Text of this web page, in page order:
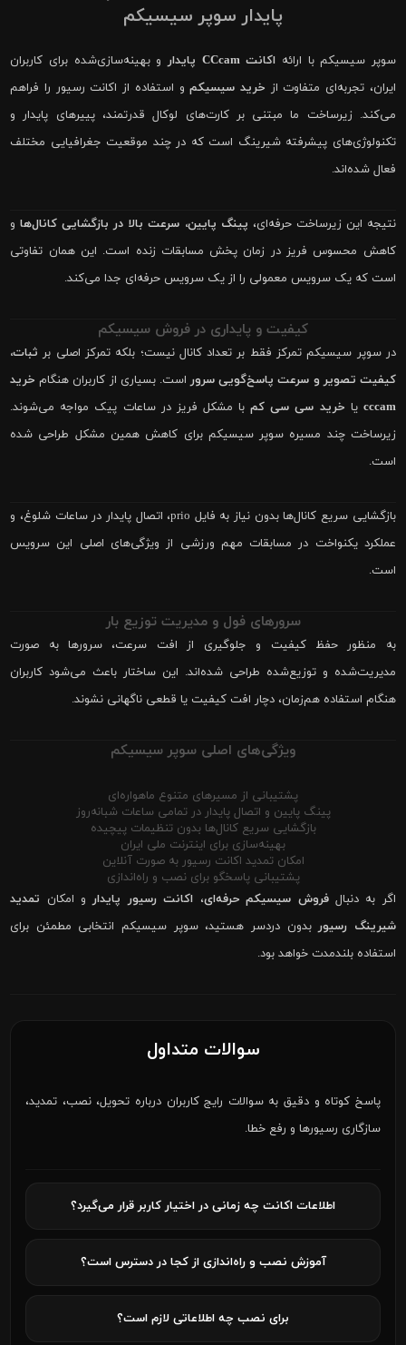
پایدار سوپر سیسیکم
سوپر سیسیکم با ارائه اکانت CCcam پایدار
و بهینه‌سازی‌شده برای کاربران
ایران، تجربه‌ای متفاوت از خرید سیسیکمو استفاده از اکانت رسیور را فراهم
می‌کند. زیرساخت ما مبتنی بر کارت‌های لوکال قدرتمند، پییرهای پایدار و
تکنولوژی‌های پیشرفته شیرینگ است که در چند موقعیت جغرافیایی مختلف
فعال شده‌اند.
نتیجه این زیرساخت حرفه‌ای، پینگ پایین، سرعت بالا در بازگشایی کانال‌هاو
کاهش محسوس فریز در زمان پخش مسابقات زنده است. این همان تفاوتی
است که یک سرویس معمولی را از یک سرویس حرفه‌ای جدا می‌کند.
کیفیت و پایداری در فروش سیسیکم
در سوپر سیسیکم تمرکز فقط بر تعداد کانال نیست؛ بلکه تمرکز اصلی بر ثبات،
کیفیت تصویر و سرعت پاسخ‌گویی سروراست. بسیاری از کاربران هنگام خرید
cccam یا خرید سی سی کمبا مشکل فریز در ساعات پیک مواجه می‌شوند.
زیرساخت چند مسیره سوپر سیسیکم برای کاهش همین مشکل طراحی شده
است.
بازگشایی سریع کانال‌ها بدون نیاز به فایل prio، اتصال پایدار در ساعات شلوغ، و
عملکرد یکنواخت در مسابقات مهم ورزشی از ویژگی‌های اصلی این سرویس
است.
سرورهای فول و مدیریت توزیع بار
به منظور حفظ کیفیت و جلوگیری از افت سرعت، سرورها به صورت
مدیریت‌شده و توزیع‌شده طراحی شده‌اند. این ساختار باعث می‌شود کاربران
هنگام استفاده هم‌زمان، دچار افت کیفیت یا قطعی ناگهانی نشوند.
ویژگی‌های اصلی سوپر سیسیکم
پشتیبانی از مسیرهای متنوع ماهواره‌ای
پینگ پایین و اتصال پایدار در تمامی ساعات شبانه‌روز
بازگشایی سریع کانال‌ها بدون تنظیمات پیچیده
بهینه‌سازی برای اینترنت ملی ایران
امکان تمدید اکانت رسیور به صورت آنلاین
پشتیبانی پاسخگو برای نصب و راه‌اندازی
اگر به دنبالفروش سیسیکم حرفه‌ای، اکانت رسیور پایدارو امکان تمدید
شیرینگ رسیوربدون دردسر هستید، سوپر سیسیکم انتخابی مطمئن برای
استفاده بلندمدت خواهد بود.
سوالات متداول
پاسخ کوتاه و دقیق به سوالات رایج کاربران درباره تحویل، نصب، تمدید،
سازگاری رسیورها و رفع خطا.
اطلاعات اکانت چه زمانی در اختیار کاربر قرار می‌گیرد؟
آموزش نصب و راه‌اندازی از کجا در دسترس است؟
برای نصب چه اطلاعاتی لازم است؟